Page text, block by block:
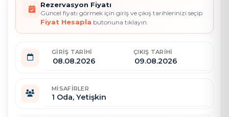
Rezervasyon Fiyatı
Güncel fiyatı görmek için giriş ve çıkış tarihlerinizi seçip
Fiyat Hesapla butonuna tıklayın.
GIRIŞ TARIHI ÇIKIŞ TARIHI
MISAFIRLER
1 Oda, Yetişkin